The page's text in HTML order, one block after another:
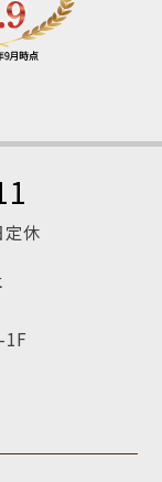
休
1F